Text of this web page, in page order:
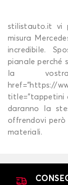
stilistauto.it vi
misura
incredibile.
pianale perché
la
href="https://
title="tappetini
daranno la
offrendovi
materiali.